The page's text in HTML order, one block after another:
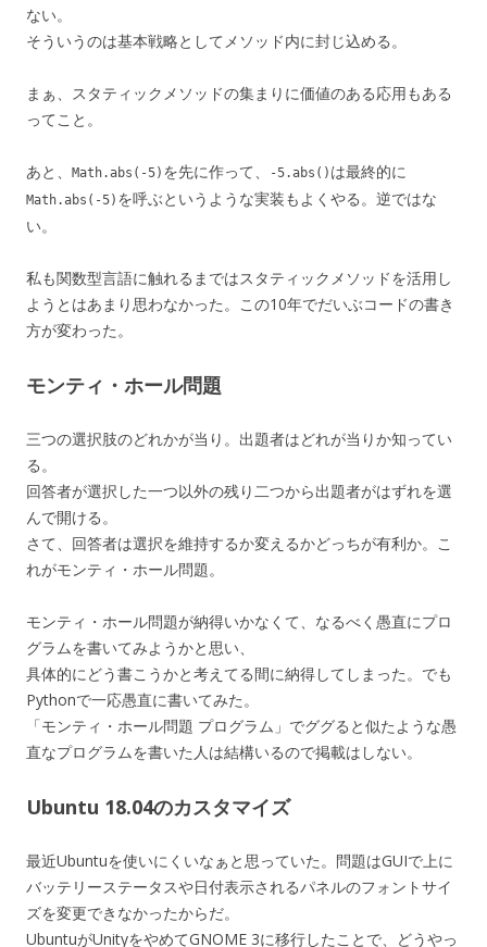
ない。
そういうのは基本戦略としてメソッド内に封じ込める。
まぁ、スタティックメソッドの集まりに価値のある応用もある
ってこと。
あと、 Math.abs(-5) を先に作って、 -5.abs() は最終的に
Math.abs(-5) を呼ぶというような実装もよくやる。逆ではな
い。
私も関数型言語に触れるまではスタティックメソッドを活用し
ようとはあまり思わなかった。この10年でだいぶコードの書き
方が変わった。
モンティ・ホール問題
三つの選択肢のどれかが当り。出題者はどれが当りか知ってい
る。
回答者が選択した一つ以外の残り二つから出題者がはずれを選
んで開ける。
さて、回答者は選択を維持するか変えるかどっちが有利か。こ
れがモンティ・ホール問題。
モンティ・ホール問題が納得いかなくて、なるべく愚直にプロ
グラムを書いてみようかと思い、
具体的にどう書こうかと考えてる間に納得してしまった。でも
Pythonで一応愚直に書いてみた。
「モンティ・ホール問題 プログラム」でググると似たような愚
直なプログラムを書いた人は結構いるので掲載はしない。
Ubuntu 18.04のカスタマイズ
最近Ubuntuを使いにくいなぁと思っていた。問題はGUIで上に
バッテリーステータスや日付表示されるパネルのフォントサイ
ズを変更できなかったからだ。
UbuntuがUnityをやめてGNOME 3に移行したことで、どうやっ